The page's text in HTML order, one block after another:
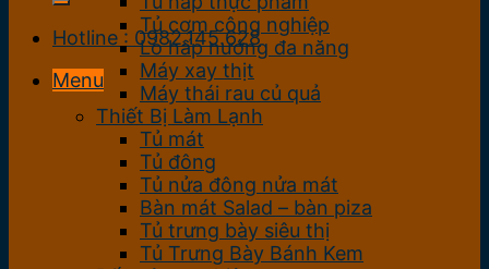
Hotline : 0982.145.628
Menu
Tủ cơm công nghiệp
Lò hấp nướng đa năng
Máy xay thịt
Máy thái rau củ quả
Thiết Bị Làm Lạnh
Tủ mát
Tủ đông
Tủ nửa đông nửa mát
Bàn mát Salad – bàn piza
Tủ trưng bày siêu thị
Tủ Trưng Bày Bánh Kem